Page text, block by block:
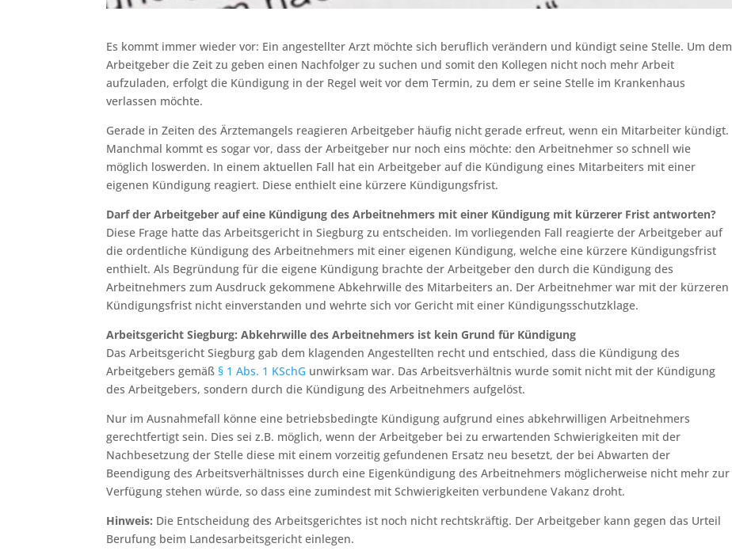
Es kommt immer wieder vor: Ein angestellter Arzt möchte sich beruflich verändern und kündigt seine Stelle. Um dem
Arbeitgeber die Zeit zu geben einen Nachfolger zu suchen und somit den Kollegen nicht noch mehr Arbeit
aufzuladen, erfolgt die Kündigung in der Regel weit vor dem Termin, zu dem er seine Stelle im Krankenhaus
verlassen möchte.
Gerade in Zeiten des Ärztemangels reagieren Arbeitgeber häufig nicht gerade erfreut, wenn ein Mitarbeiter kündigt.
Manchmal kommt es sogar vor, dass der Arbeitgeber nur noch eins möchte: den Arbeitnehmer so schnell wie
möglich loswerden. In einem aktuellen Fall hat ein Arbeitgeber auf die Kündigung eines Mitarbeiters mit einer
eigenen Kündigung reagiert. Diese enthielt eine kürzere Kündigungsfrist.
Darf der Arbeitgeber auf eine Kündigung des Arbeitnehmers mit einer Kündigung mit kürzerer Frist antworten?
Diese Frage hatte das Arbeitsgericht in Siegburg zu entscheiden. Im vorliegenden Fall reagierte der Arbeitgeber auf
die ordentliche Kündigung des Arbeitnehmers mit einer eigenen Kündigung, welche eine kürzere Kündigungsfrist
enthielt. Als Begründung für die eigene Kündigung brachte der Arbeitgeber den durch die Kündigung des
Arbeitnehmers zum Ausdruck gekommene Abkehrwille des Mitarbeiters an. Der Arbeitnehmer war mit der kürzeren
Kündigungsfrist nicht einverstanden und wehrte sich vor Gericht mit einer Kündigungsschutzklage.
Arbeitsgericht Siegburg: Abkehrwille des Arbeitnehmers ist kein Grund für Kündigung
Das Arbeitsgericht Siegburg gab dem klagenden Angestellten recht und entschied, dass die Kündigung des
Arbeitgebers gemäß § 1 Abs. 1 KSchG unwirksam war. Das Arbeitsverhältnis wurde somit nicht mit der Kündigung
des Arbeitgebers, sondern durch die Kündigung des Arbeitnehmers aufgelöst.
Nur im Ausnahmefall könne eine betriebsbedingte Kündigung aufgrund eines abkehrwilligen Arbeitnehmers
gerechtfertigt sein. Dies sei z.B. möglich, wenn der Arbeitgeber bei zu erwartenden Schwierigkeiten mit der
Nachbesetzung der Stelle diese mit einem vorzeitig gefundenen Ersatz neu besetzt, der bei Abwarten der
Beendigung des Arbeitsverhältnisses durch eine Eigenkündigung des Arbeitnehmers möglicherweise nicht mehr zur
Verfügung stehen würde, so dass eine zumindest mit Schwierigkeiten verbundene Vakanz droht.
Hinweis: Die Entscheidung des Arbeitsgerichtes ist noch nicht rechtskräftig. Der Arbeitgeber kann gegen das Urteil
Berufung beim Landesarbeitsgericht einlegen.